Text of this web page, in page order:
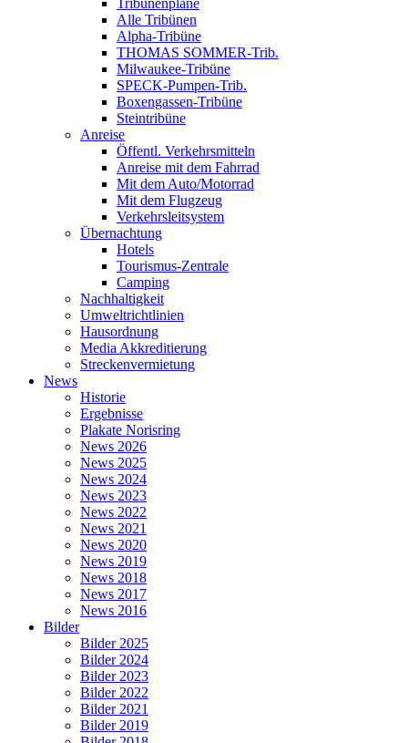
Tribünenpläne
Alle Tribünen
Alpha-Tribüne
THOMAS SOMMER-Trib.
Milwaukee-Tribüne
SPECK-Pumpen-Trib.
Boxengassen-Tribüne
Steintribüne
Anreise
Öffentl. Verkehrsmitteln
Anreise mit dem Fahrrad
Mit dem Auto/Motorrad
Mit dem Flugzeug
Verkehrsleitsystem
Übernachtung
Hotels
Tourismus-Zentrale
Camping
Nachhaltigkeit
Umweltrichtlinien
Hausordnung
Media Akkreditierung
Streckenvermietung
News
Historie
Ergebnisse
Plakate Norisring
News 2026
News 2025
News 2024
News 2023
News 2022
News 2021
News 2020
News 2019
News 2018
News 2017
News 2016
Bilder
Bilder 2025
Bilder 2024
Bilder 2023
Bilder 2022
Bilder 2021
Bilder 2019